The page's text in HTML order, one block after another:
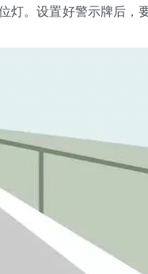
灯。设置好警示牌后，